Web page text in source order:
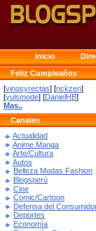
Inicio
Feliz Cumpleaños
[vinosyrectas] [rickzen]
[yulsmode] [DanielHB]
Mas..
Canales
Actualidad
Anime Manga
Arte/Cultura
Autos
Belleza Modas Fashion
Blogsperú
Cine
Comic/Cartoon
Defensa del
Deportes
Economía